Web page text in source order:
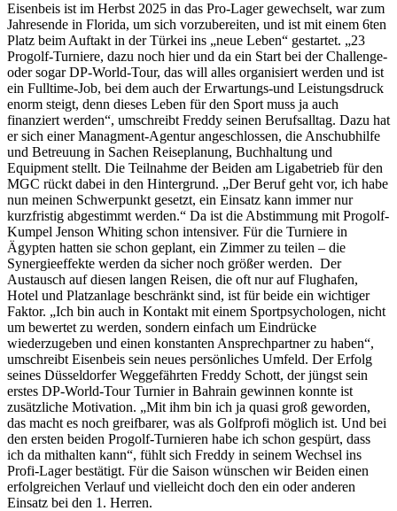
Eisenbeis ist im Herbst 2025 in das Pro-Lager gewechselt, war zum
Jahresende in Florida, um sich vorzubereiten, und ist mit einem 6ten
Platz beim Auftakt in der Türkei ins „neue Leben“ gestartet. „23
Progolf-Turniere, dazu noch hier und da ein Start bei der Challenge-
oder sogar DP-World-Tour, das will alles organisiert werden und ist
ein Fulltime-Job, bei dem auch der Erwartungs-und Leistungsdruck
enorm steigt, denn dieses Leben für den Sport muss ja auch
finanziert werden“, umschreibt Freddy seinen Berufsalltag. Dazu hat
er sich einer Managment-Agentur angeschlossen, die Anschubhilfe
und Betreuung in Sachen Reiseplanung, Buchhaltung und
Equipment stellt. Die Teilnahme der Beiden am Ligabetrieb für den
MGC rückt dabei in den Hintergrund. „Der Beruf geht vor, ich habe
nun meinen Schwerpunkt gesetzt, ein Einsatz kann immer nur
kurzfristig abgestimmt werden.“ Da ist die Abstimmung mit Progolf-
Kumpel Jenson Whiting schon intensiver. Für die Turniere in
Ägypten hatten sie schon geplant, ein Zimmer zu teilen – die
Synergieeffekte werden da sicher noch größer werden. Der
Austausch auf diesen langen Reisen, die oft nur auf Flughafen,
Hotel und Platzanlage beschränkt sind, ist für beide ein wichtiger
Faktor. „Ich bin auch in Kontakt mit einem Sportpsychologen, nicht
um bewertet zu werden, sondern einfach um Eindrücke
wiederzugeben und einen konstanten Ansprechpartner zu haben“,
umschreibt Eisenbeis sein neues persönliches Umfeld. Der Erfolg
seines Düsseldorfer Weggefährten Freddy Schott, der jüngst sein
erstes DP-World-Tour Turnier in Bahrain gewinnen konnte ist
zusätzliche Motivation. „Mit ihm bin ich ja quasi groß geworden,
das macht es noch greifbarer, was als Golfprofi möglich ist. Und bei
den ersten beiden Progolf-Turnieren habe ich schon gespürt, dass
ich da mithalten kann“, fühlt sich Freddy in seinem Wechsel ins
Profi-Lager bestätigt. Für die Saison wünschen wir Beiden einen
erfolgreichen Verlauf und vielleicht doch den ein oder anderen
Einsatz bei den 1. Herren.